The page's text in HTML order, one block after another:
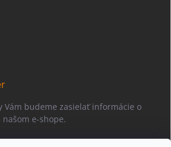
Vám budeme zasielať informácie o
e-shope.